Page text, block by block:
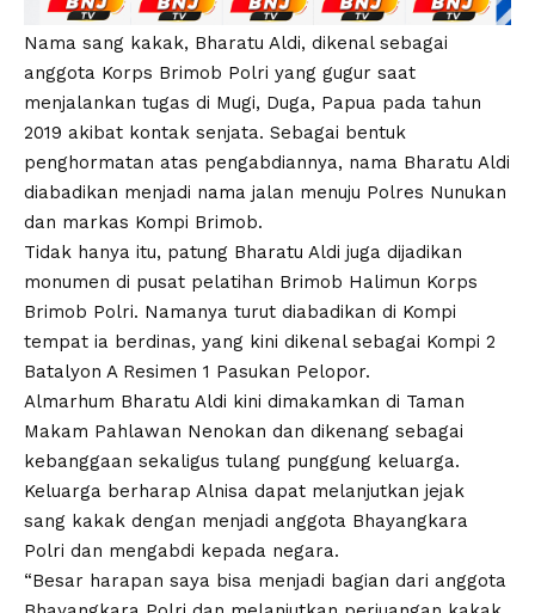
Nama sang kakak, Bharatu Aldi, dikenal sebagai
anggota Korps Brimob Polri yang gugur saat
menjalankan tugas di Mugi, Duga, Papua pada tahun
2019 akibat kontak senjata. Sebagai bentuk
penghormatan atas pengabdiannya, nama Bharatu Aldi
diabadikan menjadi nama jalan menuju Polres Nunukan
dan markas Kompi Brimob.
Tidak hanya itu, patung Bharatu Aldi juga dijadikan
monumen di pusat pelatihan Brimob Halimun Korps
Brimob Polri. Namanya turut diabadikan di Kompi
tempat ia berdinas, yang kini dikenal sebagai Kompi 2
Batalyon A Resimen 1 Pasukan Pelopor.
Almarhum Bharatu Aldi kini dimakamkan di Taman
Makam Pahlawan Nenokan dan dikenang sebagai
kebanggaan sekaligus tulang punggung keluarga.
Keluarga berharap Alnisa dapat melanjutkan jejak
sang kakak dengan menjadi anggota Bhayangkara
Polri dan mengabdi kepada negara.
“Besar harapan saya bisa menjadi bagian dari anggota